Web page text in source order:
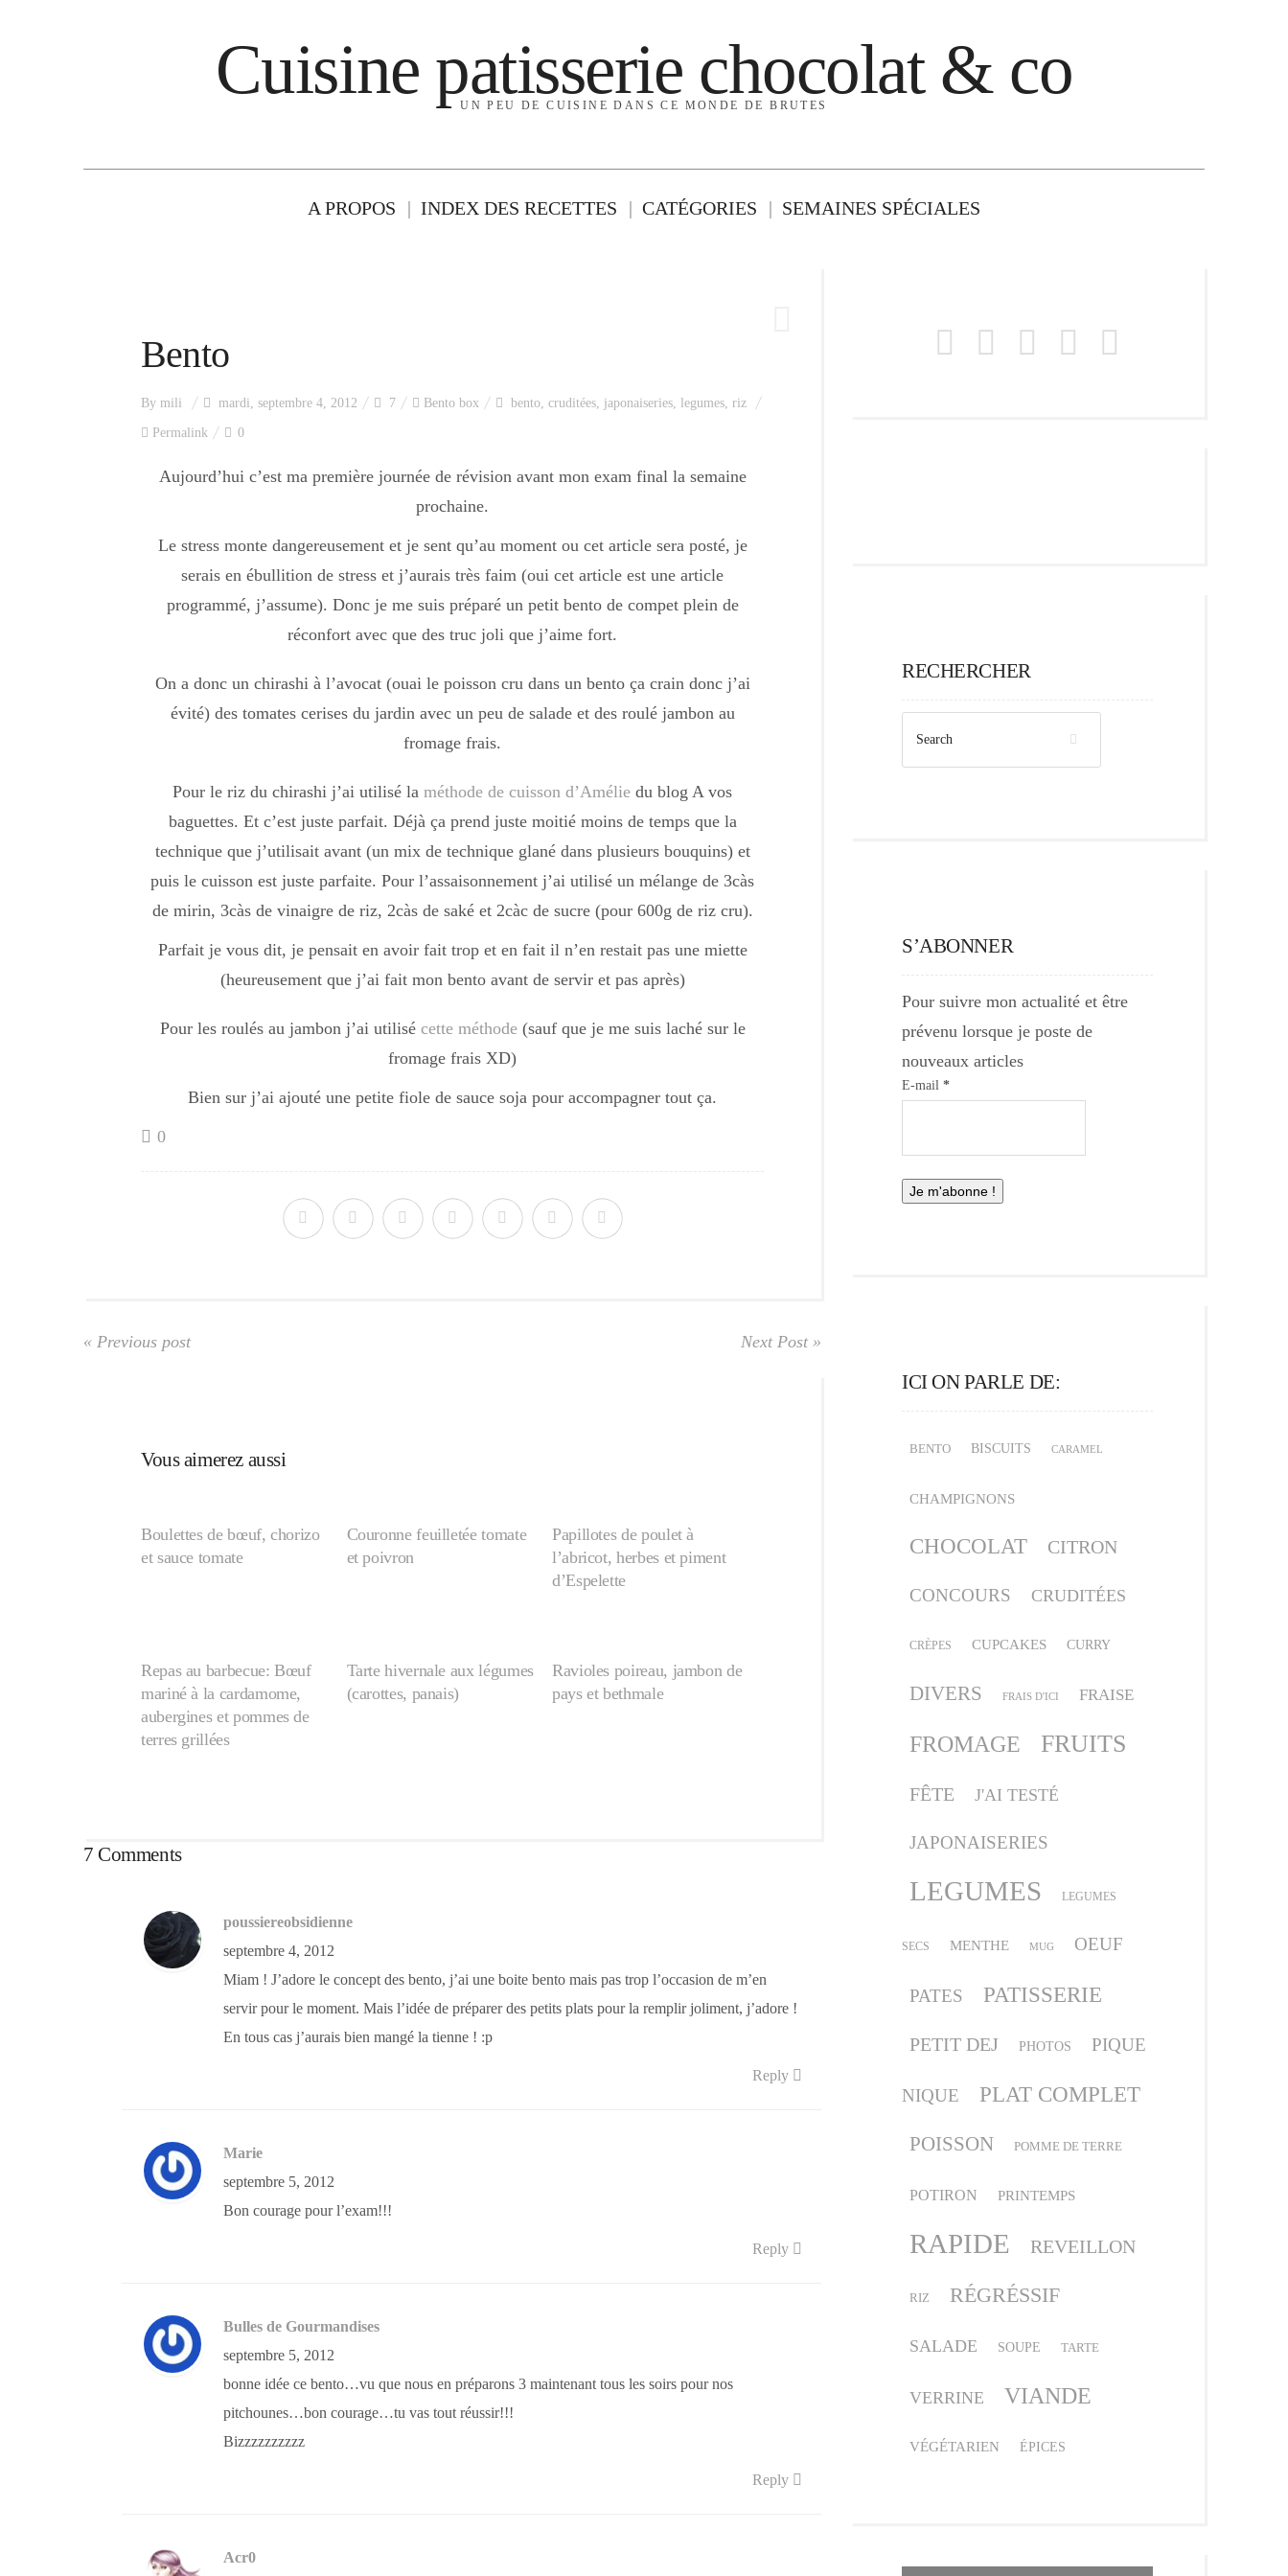
Cuisine patisserie chocolat & co
UN PEU DE CUISINE DANS CE MONDE DE BRUTES
A PROPOS INDEX DES RECETTES CATÉGORIES SEMAINES SPÉCIALES
Bento
By mili mardi, septembre 4, 2012 7 Bento box bento, cruditées, japonaiseries, legumes, riz
Permalink 0
Aujourd’hui c’est ma première journée de révision avant mon exam final la semaine
prochaine.
Le stress monte dangereusement et je sent qu’au moment ou cet article sera posté, je
serais en ébullition de stress et j’aurais très faim (oui cet article est une article
programmé, j’assume). Donc je me suis préparé un petit bento de compet plein de
réconfort avec que des truc joli que j’aime fort.
On a donc un chirashi à l’avocat (ouai le poisson cru dans un bento ça crain donc j’ai
évité) des tomates cerises du jardin avec un peu de salade et des roulé jambon au
fromage frais.
Pour le riz du chirashi j’ai utilisé la méthode de cuisson d’Amélie du blog A vos
baguettes. Et c’est juste parfait. Déjà ça prend juste moitié moins de temps que la
technique que j’utilisait avant (un mix de technique glané dans plusieurs bouquins) et
puis le cuisson est juste parfaite. Pour l’assaisonnement j’ai utilisé un mélange de 3càs
de mirin, 3càs de vinaigre de riz, 2càs de saké et 2càc de sucre (pour 600g de riz cru).
Parfait je vous dit, je pensait en avoir fait trop et en fait il n’en restait pas une miette
(heureusement que j’ai fait mon bento avant de servir et pas après)
Pour les roulés au jambon j’ai utilisé cette méthode(sauf que je me suis laché sur le
fromage frais XD)
Bien sur j’ai ajouté une petite fiole de sauce soja pour accompagner tout ça.
0
« Previous post Next Post »
Vous aimerez aussi
Boulettes de bœuf, chorizo
et sauce tomate
Couronne feuilletée tomate
et poivron
Papillotes de poulet à
l’abricot, herbes et piment
d’Espelette
Repas au barbecue: Bœuf
mariné à la cardamome,
aubergines et pommes de
terres grillées
Tarte hivernale aux légumes
(carottes, panais)
Ravioles poireau, jambon de
pays et bethmale
7 Comments
poussiereobsidienne
septembre 4, 2012
Miam ! J’adore le concept des bento, j’ai une boite bento mais pas trop l’occasion de m’en
servir pour le moment. Mais l’idée de préparer des petits plats pour la remplir joliment, j’adore !
En tous cas j’aurais bien mangé la tienne ! :p
Reply
Marie
septembre 5, 2012
Bon courage pour l’exam!!!
Reply
Bulles de Gourmandises
septembre 5, 2012
bonne idée ce bento…vu que nous en préparons 3 maintenant tous les soirs pour nos
pitchounes…bon courage…tu vas tout réussir!!!
Bizzzzzzzzzz
Reply
Acr0
RECHERCHER
S’ABONNER
Pour suivre mon actualité et être
prévenu lorsque je poste de
nouveaux articles
E-mail *
ICI ON PARLE DE:
BENTO BISCUITS CARAMEL
CHAMPIGNONS
CHOCOLAT CITRON
CONCOURS CRUDITÉES
CRÈPES CUPCAKES CURRY
DIVERS FRAIS D'ICI FRAISE
FROMAGE FRUITS
FÊTE J'AI TESTÉ
JAPONAISERIES
LEGUMES LEGUMES
SECS MENTHE MUG OEUF
PATES PATISSERIE
PETIT DEJ PHOTOS PIQUE
NIQUE PLAT COMPLET
POISSON POMME DE TERRE
POTIRON PRINTEMPS
RAPIDE REVEILLON
RIZ RÉGRÉSSIF
SALADE SOUPE TARTE
VERRINE VIANDE
VÉGÉTARIEN ÉPICES